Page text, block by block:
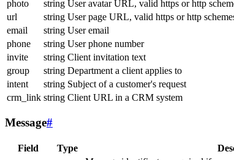
photo
string User avatar URL, valid https or http
url
string User page URL, valid https or http
email
string User email
phone
string User phone number
invite
string Client invitation text
group
string Department a client applies to
intent
string Subject of a customer's request
crm_link string Client URL in a CRM system
Message#
Field Type